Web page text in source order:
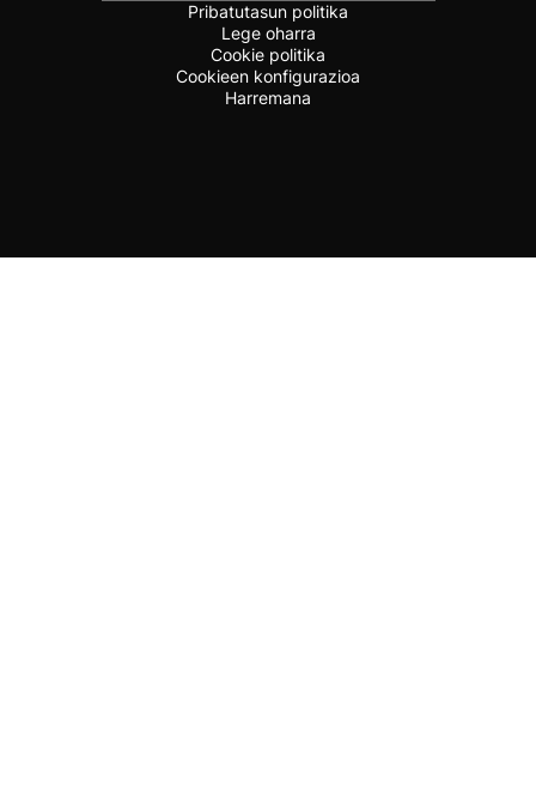
Pribatutasun politika
Lege oharra
Cookie politika
Cookieen konfigurazioa
Harremana